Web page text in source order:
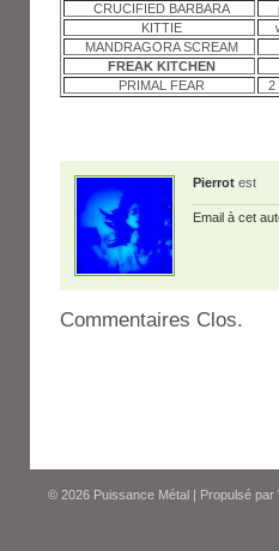
CRUCIFIED BARBARA
KITTIE
MANDRAGORA SCREAM
FREAK KITCHEN
PRIMAL FEAR
2
Pierrot est
Email à cet
Commentaires Clos.
© 2026 Puissance Métal | Propulsé par